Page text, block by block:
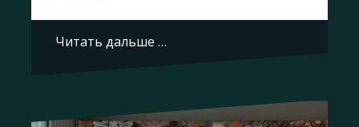
Читать дальше …